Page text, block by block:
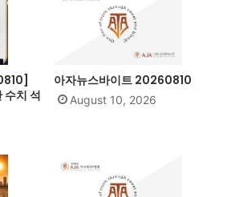
수치 석
아자뉴스바이트 20260810
August 10, 2026